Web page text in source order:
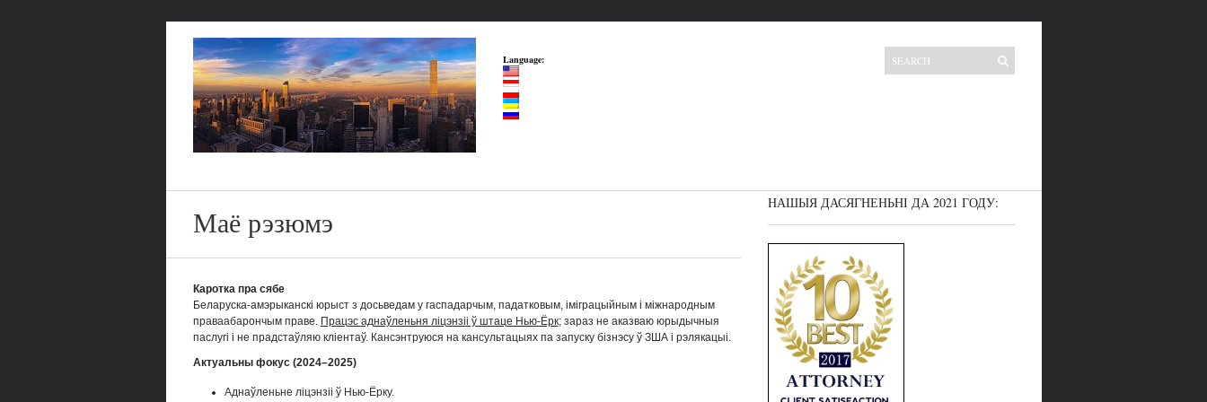
Language:
Маё рэзюмэ
Каротка пра сябе
Беларуска-амэрыканскі юрыст з досьведам у гаспадарчым, падатковым, іміграцыйным і міжнародным
праваабарончым праве. Працэс аднаўленьня ліцэнзіі ў штаце Нью-Ёрк; зараз не аказваю юрыдычныя
паслугі і не прадстаўляю кліентаў. Кансэнтруюся на кансультацыях па запуску бізнэсу ў ЗША і рэлякацыі.
Актуальны фокус (2024–2025)
Аднаўленьне ліцэнзіі ў Нью-Ёрку.
НАШЫЯ ДАСЯГНЕНЬНІ ДА 2021 ГОДУ: